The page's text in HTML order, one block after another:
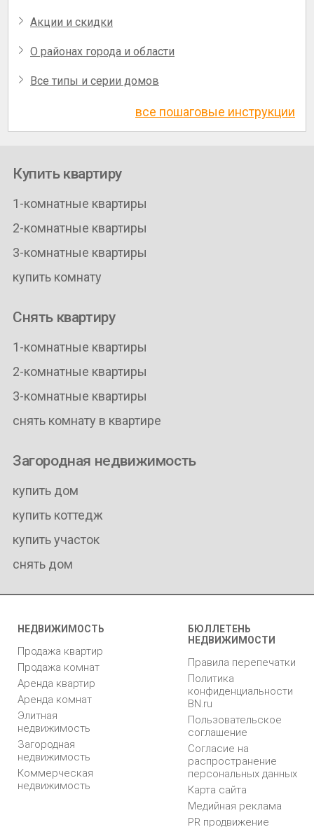
Акции и скидки
О районах города и области
Все типы и серии домов
все пошаговые инструкции
Купить квартиру
1-комнатные квартиры
2-комнатные квартиры
3-комнатные квартиры
купить комнату
Снять квартиру
1-комнатные квартиры
2-комнатные квартиры
3-комнатные квартиры
снять комнату в квартире
Загородная недвижимость
купить дом
купить коттедж
купить участок
снять дом
НЕДВИЖИМОСТЬ
Продажа квартир
Продажа комнат
Аренда квартир
Аренда комнат
Элитная
недвижимость
Загородная
недвижимость
Коммерческая
недвижимость
БЮЛЛЕТЕНЬ
НЕДВИЖИМОСТИ
Правила перепечатки
Политика
конфиденциальности
BN.ru
Пользовательское
соглашение
Согласие на
распространение
персональных данных
Карта сайта
Медийная реклама
PR продвижение